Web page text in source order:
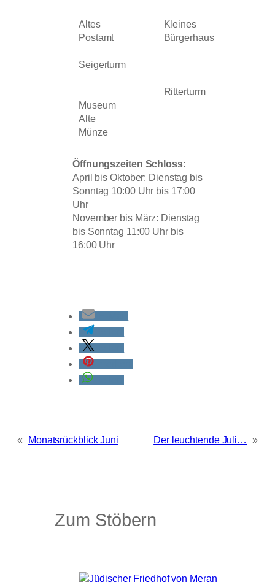
Altes
Postamt
Seigerturm
Museum
Alte
Münze
Kleines
Bürgerhaus
Ritterturm
Öffnungszeiten Schloss:
April bis Oktober: Dienstag bis
Sonntag 10:00 Uhr bis 17:00
Uhr
November bis März: Dienstag
bis Sonntag 11:00 Uhr bis
16:00 Uhr
« Monatsrückblick Juni Der leuchtende Juli… »
Zum Stöbern